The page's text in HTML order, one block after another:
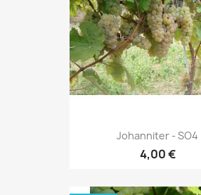
Johanniter - SO4
4,00 €